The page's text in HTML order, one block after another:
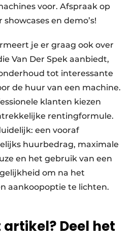
voor. Afspraak op
en demo’s!
je er graag ook over
Van Der Spek aanbiedt,
tot interessante
de huur van een machine.
klanten kiezen
rentingformule.
een vooraf
huurbedrag, maximale
en het gebruik van een
om na het
aankoopoptie te lichten.
Deel het